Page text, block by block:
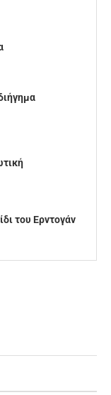
του Ερντογάν